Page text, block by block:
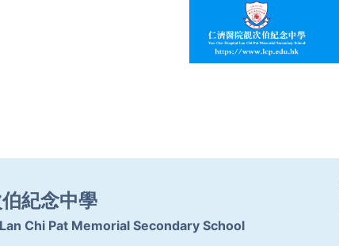
紀念中學
Chi Pat Memorial Secondary School